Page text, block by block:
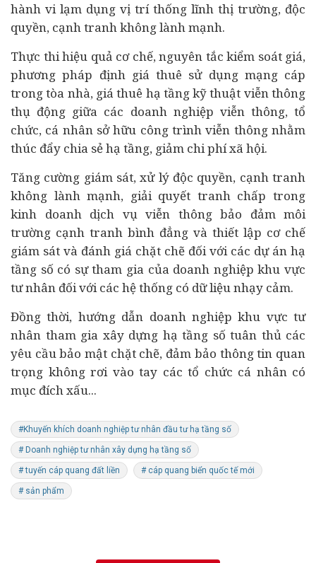
hành vi lạm dụng vị trí thống lĩnh thị trường, độc
quyền, cạnh tranh không lành mạnh.
Thực thi hiệu quả cơ chế, nguyên tắc kiểm soát giá,
phương pháp định giá thuê sử dụng mạng cáp
trong tòa nhà, giá thuê hạ tầng kỹ thuật viễn thông
thụ động giữa các doanh nghiệp viễn thông, tổ
chức, cá nhân sở hữu công trình viễn thông nhằm
thúc đẩy chia sẻ hạ tầng, giảm chi phí xã hội.
Tăng cường giám sát, xử lý độc quyền, cạnh tranh
không lành mạnh, giải quyết tranh chấp trong
kinh doanh dịch vụ viễn thông bảo đảm môi
trường cạnh tranh bình đẳng và thiết lập cơ chế
giám sát và đánh giá chặt chẽ đối với các dự án hạ
tầng số có sự tham gia của doanh nghiệp khu vực
tư nhân đối với các hệ thống có dữ liệu nhạy cảm.
Đồng thời, hướng dẫn doanh nghiệp khu vực tư
nhân tham gia xây dựng hạ tầng số tuân thủ các
yêu cầu bảo mật chặt chẽ, đảm bảo thông tin quan
trọng không rơi vào tay các tổ chức cá nhân có
mục đích xấu...
#Khuyến khích doanh nghiệp tư nhân đầu tư hạ tầng số
# Doanh nghiệp tư nhân xây dựng hạ tầng số
# tuyến cáp quang đất liền # cáp quang biển quốc tế mới
# sản phẩm